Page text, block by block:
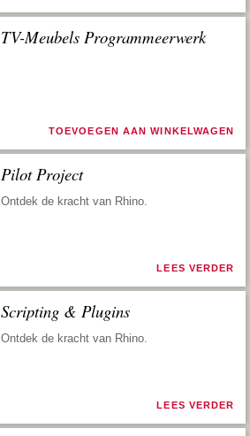
TV-Meubels Programmeerwerk
TOEVOEGEN AAN WINKELWAGEN
Pilot Project
Ontdek de kracht van Rhino.
LEES VERDER
Scripting & Plugins
Ontdek de kracht van Rhino.
LEES VERDER